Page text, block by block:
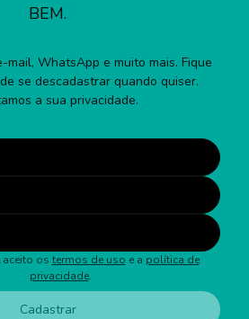
BEM.
mail, WhatsApp e muito mais. Fique
se descadastrar quando quiser.
a sua privacidade.
aceito os termos de uso e a política de
privacidade.
Cadastrar